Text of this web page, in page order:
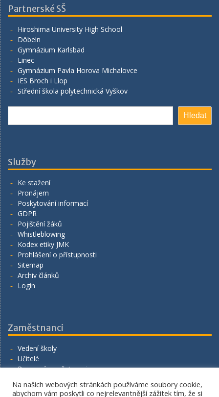
Partnerské SŠ
Hiroshima University High School
Döbeln
Gymnázium Karlsbad
Linec
Gymnázium Pavla Horova Michalovce
IES Broch i Llop
Střední škola polytechnická Vyškov
Hledat
Služby
Ke stažení
Pronájem
Poskytování informací
GDPR
Pojištění žáků
Whistleblowing
Kodex etiky JMK
Prohlášení o přístupnosti
Sitemap
Archiv článků
Login
Zaměstnanci
Vedení školy
Učitelé
Provozní zaměstnanci
Napište nám
Na našich webových stránkách používáme soubory cookie,
abychom vám poskytli co nejrelevantnější zážitek tím, že si